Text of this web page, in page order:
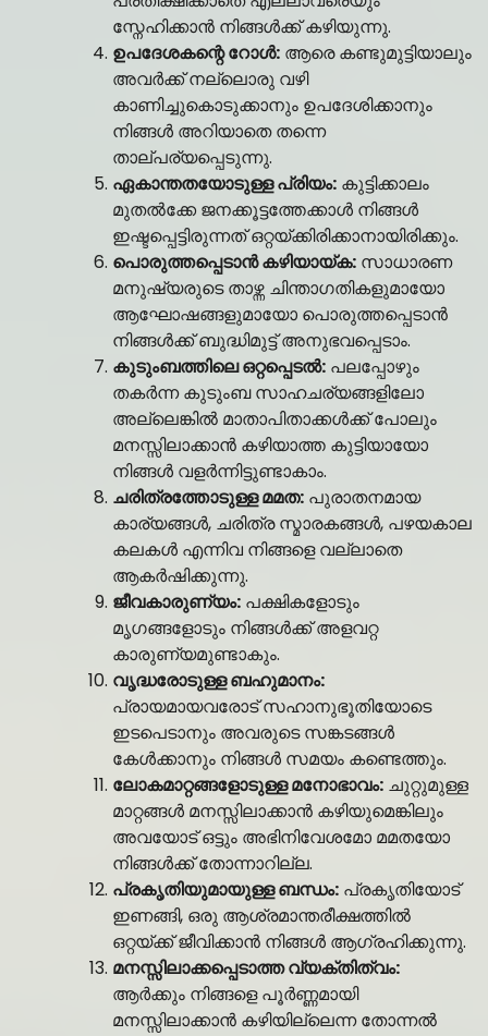
സ്നേഹിക്കാൻ നിങ്ങൾക്ക് കഴിയുന്നു.
ഉപദേശകന്റെ റോൾ: ആരെ കണ്ടുമുട്ടിയാലും
അവർക്ക് നല്ലൊരു വഴി
കാണിച്ചുകൊടുക്കാനും ഉപദേശിക്കാനും
നിങ്ങൾ അറിയാതെ തന്നെ
താല്പര്യപ്പെടുന്നു.
ഏകാന്തതയോടുള്ള പ്രിയം: കുട്ടിക്കാലം
മുതൽക്കേ ജനക്കൂട്ടത്തേക്കാൾ നിങ്ങൾ
ഇഷ്ടപ്പെട്ടിരുന്നത് ഒറ്റയ്ക്കിരിക്കാനായിരിക്കും.
പൊരുത്തപ്പെടാൻ കഴിയായ്ക: സാധാരണ
മനുഷ്യരുടെ താഴ്ന്ന ചിന്താഗതികളുമായോ
ആഘോഷങ്ങളുമായോ പൊരുത്തപ്പെടാൻ
നിങ്ങൾക്ക് ബുദ്ധിമുട്ട് അനുഭവപ്പെടാം.
കുടുംബത്തിലെ ഒറ്റപ്പെടൽ: പലപ്പോഴും
തകർന്ന കുടുംബ സാഹചര്യങ്ങളിലോ
അല്ലെങ്കിൽ മാതാപിതാക്കൾക്ക് പോലും
മനസ്സിലാക്കാൻ കഴിയാത്ത കുട്ടിയായോ
നിങ്ങൾ വളർന്നിട്ടുണ്ടാകാം.
ചരിത്രത്തോടുള്ള മമത: പുരാതനമായ
കാര്യങ്ങൾ, ചരിത്ര സ്മാരകങ്ങൾ, പഴയകാല
കലകൾ എന്നിവ നിങ്ങളെ വല്ലാതെ
ആകർഷിക്കുന്നു.
ജീവകാരുണ്യം: പക്ഷികളോടും
മൃഗങ്ങളോടും നിങ്ങൾക്ക് അളവറ്റ
കാരുണ്യമുണ്ടാകും.
വൃദ്ധരോടുള്ള ബഹുമാനം:
പ്രായമായവരോട് സഹാനുഭൂതിയോടെ
ഇടപെടാനും അവരുടെ സങ്കടങ്ങൾ
കേൾക്കാനും നിങ്ങൾ സമയം കണ്ടെത്തും.
ലോകമാറ്റങ്ങളോടുള്ള മനോഭാവം: ചുറ്റുമുള്ള
മാറ്റങ്ങൾ മനസ്സിലാക്കാൻ കഴിയുമെങ്കിലും
അവയോട് ഒട്ടും അഭിനിവേശമോ മമതയോ
നിങ്ങൾക്ക് തോന്നാറില്ല.
പ്രകൃതിയുമായുള്ള ബന്ധം: പ്രകൃതിയോട്
ഇണങ്ങി, ഒരു ആശ്രമാന്തരീക്ഷത്തിൽ
ഒറ്റയ്ക്ക് ജീവിക്കാൻ നിങ്ങൾ ആഗ്രഹിക്കുന്നു.
മനസ്സിലാക്കപ്പെടാത്ത വ്യക്തിത്വം:
ആർക്കും നിങ്ങളെ പൂർണ്ണമായി
മനസ്സിലാക്കാൻ കഴിയില്ലെന്ന തോന്നൽ